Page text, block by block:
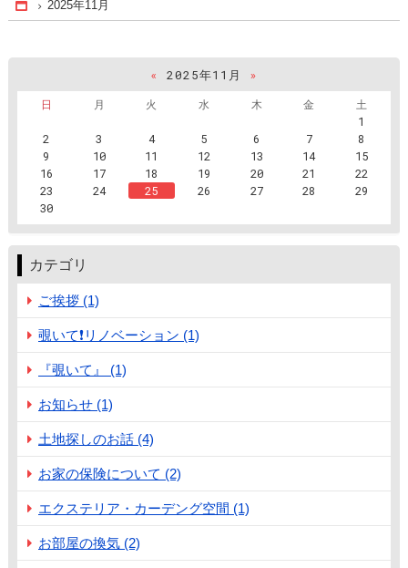
Home
2025年11月
« 2025年11月
»
日
月 火 水 木 金
土
1
2
3 4 5 6 7
8
9
10 11 12 13 14
15
16
17 18 19 20 21
22
23
24 25 26 27 28
29
30
カテゴリ
ご挨拶 (1)
覗いて❗️リノベーション (1)
『覗いて』 (1)
お知らせ (1)
土地探しのお話 (4)
お家の保険について (2)
エクステリア・カーデング空間 (1)
お部屋の換気 (2)